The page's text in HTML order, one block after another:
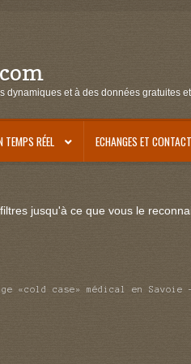
et à des données gratuites
TEMPS RÉEL ECHANGES ET
jusqu'à ce que vous le
«cold case» médical en Savoie